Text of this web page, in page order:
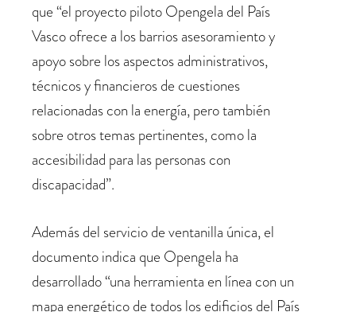
que “el proyecto piloto Opengela del País
Vasco ofrece a los barrios asesoramiento y
apoyo sobre los aspectos administrativos,
técnicos y financieros de cuestiones
relacionadas con la energía, pero también
sobre otros temas pertinentes, como la
accesibilidad para las personas con
discapacidad”.
Además del servicio de ventanilla única, el
documento indica que Opengela ha
desarrollado “una herramienta en línea con un
mapa energético de todos los edificios del País